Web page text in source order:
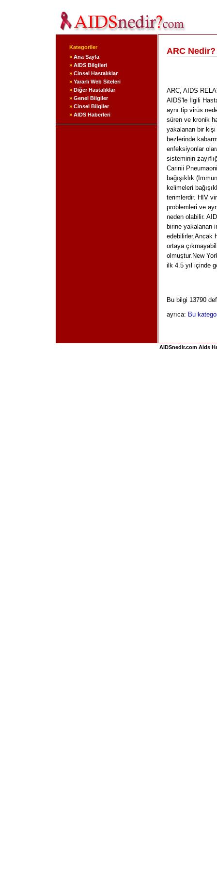
Kategoriler
» Ana Sayfa
» AIDS Bilgileri
» Cinsel Hastalıklar
» Yararlı Web Siteleri
» Diğer Hastalıklar
» Genel Bilgiler
» Cinsel Bilgiler
» AIDS Haberleri
ARC Nedir?
ARC, AIDS
AIDS'le İlgili
aynı tip virüs
süren ve kronik
yakalanan bir kişi
bezlerinde
enfeksiyonlar
sisteminin
Carinii
bağışıklık
kelimeleri
terimlerdir. HIV
problemleri ve
neden olabilir.
birine yakalanan
edebilirler.Ancak
ortaya
olmuştur.New
ilk 4.5 yıl içinde
Bu bilgi 13790
ayrıca: Bu
AIDSnedir.com Aids